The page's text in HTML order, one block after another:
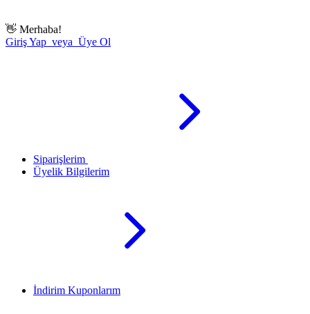
👋 Merhaba!
Giriş Yap veya Üye Ol
Siparişlerim
Üyelik Bilgilerim
İndirim Kuponlarım